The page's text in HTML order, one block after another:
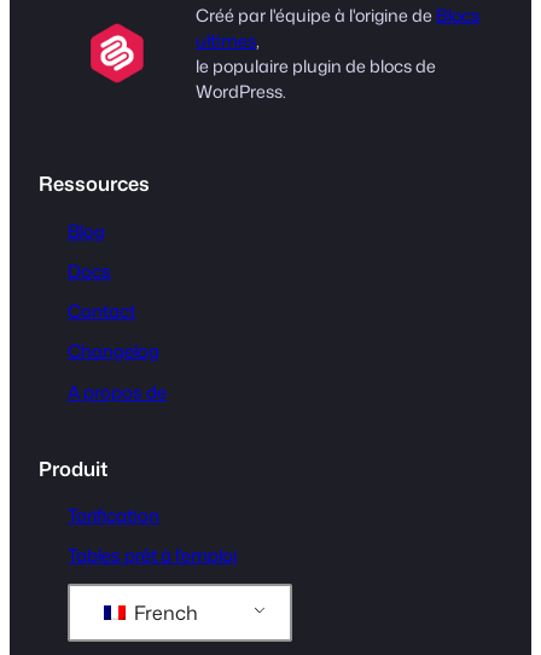
Créé par l'équipe à l'origine deBlocs
ultimes,
le populaire plugin de blocs de
WordPress.
Ressources
Blog
Docs
Contact
Changelog
A propos de
Produit
Tarification
Tables prêt à l'emploi
French